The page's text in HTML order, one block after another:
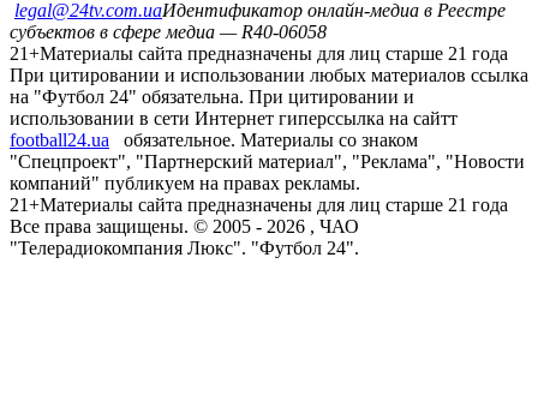
legal@24tv.com.uaИдентификатор онлайн-медиа в Реестре
субъектов в сфере медиа — R40-06058
21+Материалы сайта предназначены для лиц старше 21 года
При цитировании и использовании любых материалов ссылка
на "Футбол 24" обязательна. При цитировании и
использовании в сети Интернет гиперссылка на сайтт
football24.ua
обязательное. Материалы со знаком
"Спецпроект", "Партнерский материал", "Реклама", "Новости
компаний" публикуем на правах рекламы.
21+Материалы сайта предназначены для лиц старше 21 года
Все права защищены. © 2005 - 2026 , ЧАО
"Телерадиокомпания Люкс". "Футбол 24".